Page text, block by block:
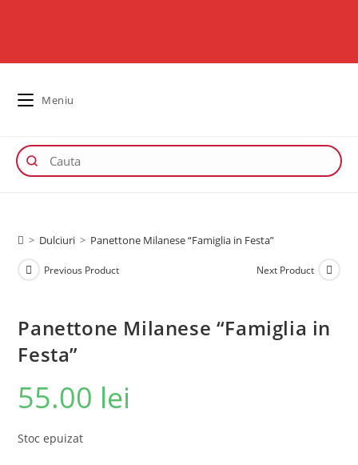
Meniu
> Dulciuri > Panettone Milanese “Famiglia in Festa”
Previous Product Next Product
Panettone Milanese “Famiglia in
Festa”
55.00 lei
Stoc epuizat